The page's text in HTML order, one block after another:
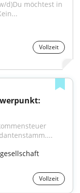
d)Du möchtest in
Vollzeit
Vollzeit